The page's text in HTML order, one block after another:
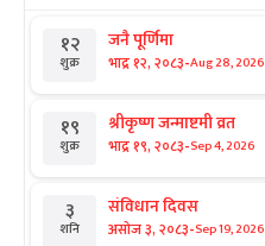
१२
शुक्र
जनै पूर्णिमा
भाद्र १२, २०८३-Aug 28, 2026
१९
शुक्र
श्रीकृष्ण जन्माष्टमी व्रत
भाद्र १९, २०८३-Sep 4, 2026
३
शनि
संविधान दिवस
असोज ३, २०८३-Sep 19, 2026